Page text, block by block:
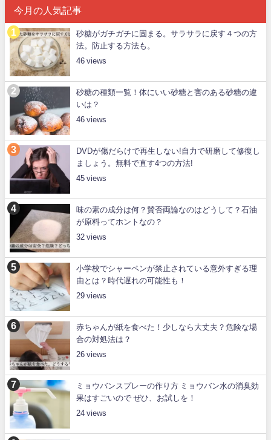
今月の人気記事
砂糖がガチガチに固まる。サラサラに戻す４つの方
法。防止する方法も。
46
砂糖の種類一覧！体にいい砂糖と害のある砂糖の違
いは？
46
DVDが傷だらけで再生しない!自力で研磨して修復し
ましょう。無料で直す4つの方法!
45
味の素の成分は何？賛否両論なのはどうして？石油
が原料ってホントなの？
32
小学校でシャーペンが禁止されている意外すぎる理
由とは？時代遅れの可能性も！
29
赤ちゃんが紙を食べた！少しなら大丈夫？危険な場
合の対処法は？
26
ミョウバンスプレーの作り方 ミョウバン水の消臭効
果はすごいので ぜひ、お試しを！
24